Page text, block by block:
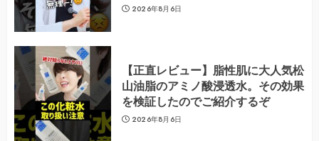
2026年8月6日
【正直レビュー】脂性肌に大人気松
山油脂のアミノ酸浸透水。その効果
を検証したのでご紹介するぞ
2026年8月6日